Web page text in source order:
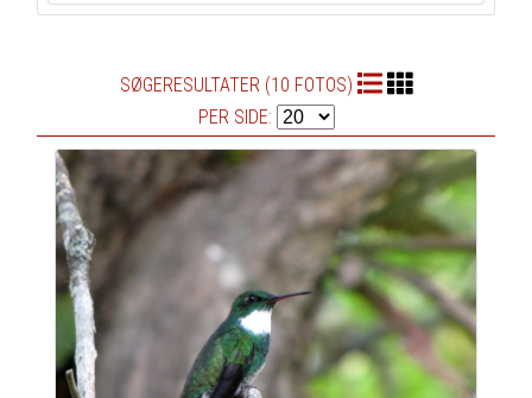
SØGERESULTATER (10 FOTOS)
PER SIDE: